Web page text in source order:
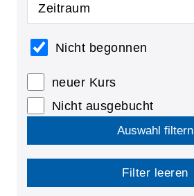
Zeitraum
Nicht begonnen
neuer Kurs
Nicht ausgebucht
Auswahl filtern
Filter leeren